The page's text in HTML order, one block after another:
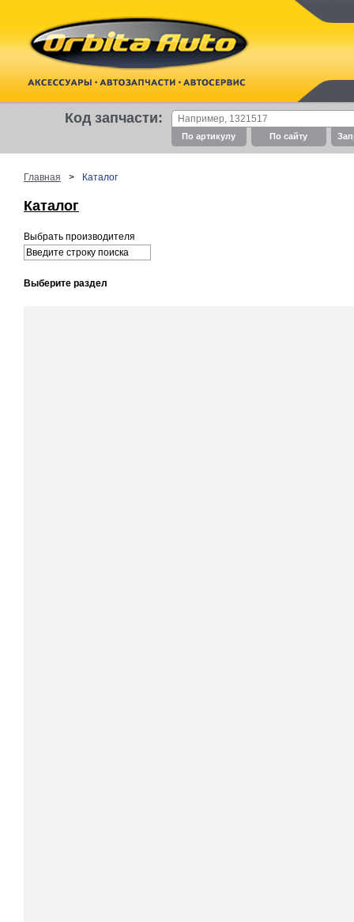
Код запчасти:
По артикулу По cайту
Главная > Каталог
Каталог
Выбрать производителя
Выберите раздел